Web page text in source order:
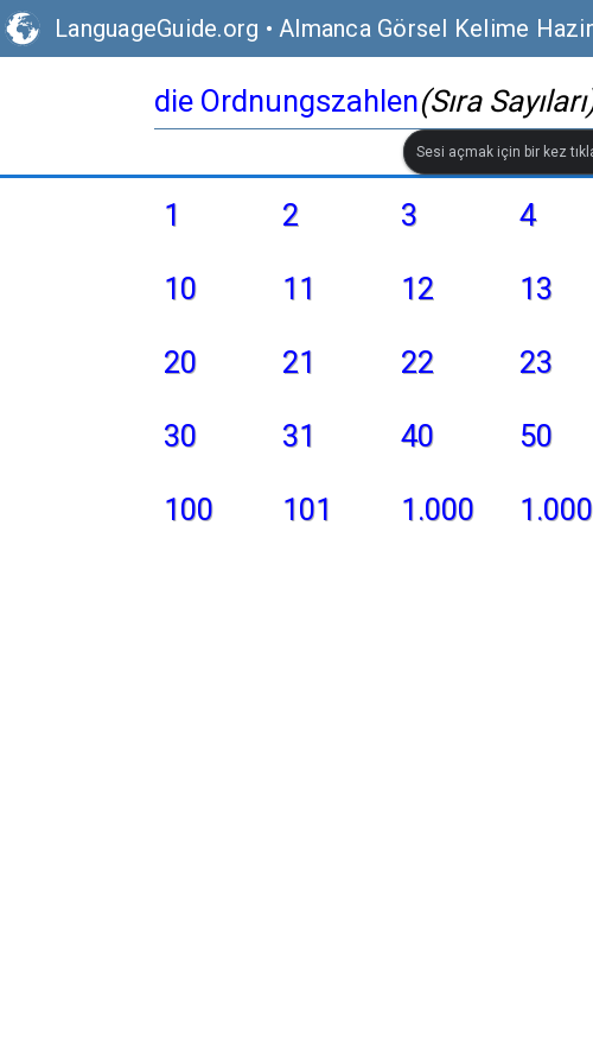
LanguageGuide.org • Almanca Görsel Kelime
die Ordnungszahlen(Sıra
Sesi açmak için bir kez
1 2 3 4
10 11 12 13
20 21 22 23
30 31 40 50
100 101 1.000